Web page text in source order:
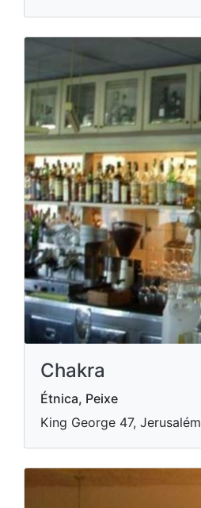
Chakra
Étnica, Peixe
King George 47, Jerusalém